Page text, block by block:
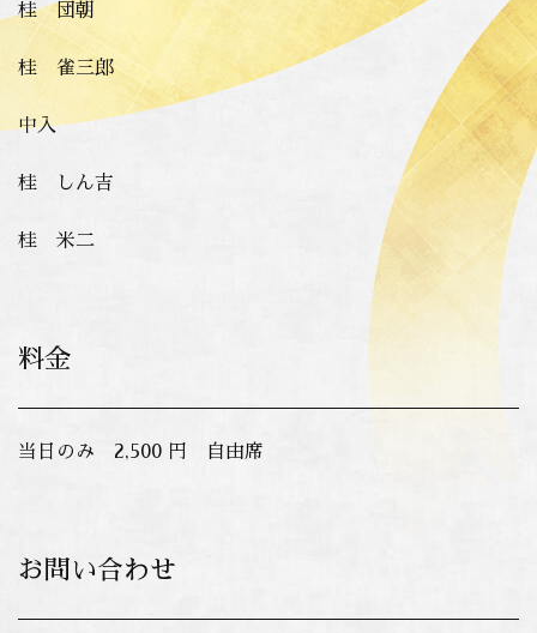
桂 団朝
桂 雀三郎
中入
桂 しん吉
桂 米二
料金
当日のみ 2,500 円 自由席
お問い合わせ